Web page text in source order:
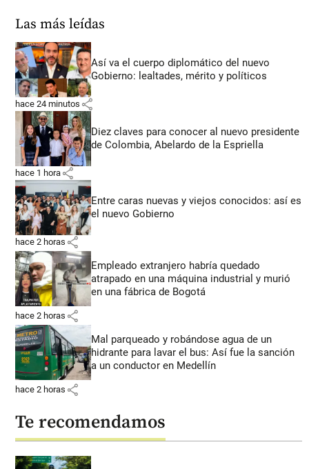
Las más leídas
Así va el cuerpo diplomático del nuevo
Gobierno: lealtades, mérito y políticos
hace 24 minutos share
Diez claves para conocer al nuevo presidente
de Colombia, Abelardo de la Espriella
hace 1 hora share
Entre caras nuevas y viejos conocidos: así es
el nuevo Gobierno
hace 2 horas share
Empleado extranjero habría quedado
atrapado en una máquina industrial y murió
en una fábrica de Bogotá
hace 2 horas share
Mal parqueado y robándose agua de un
hidrante para lavar el bus: Así fue la sanción
a un conductor en Medellín
hace 2 horas share
Te recomendamos